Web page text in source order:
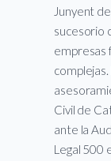
Junyent
sucesorio
empresas
Civil de
ante la
Legal 500